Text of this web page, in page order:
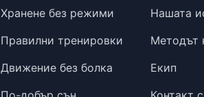
Хранене без режими
Правилни тренировки
Движение без болка
Нашата
Методът
Екип